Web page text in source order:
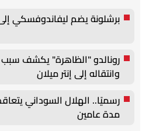
برشلونة يضم ليفاندوفسكي
رونالدو "الظاهرة" يكشف سبب
وانتقاله إلى إنتر ميلان
رسميًا.. الهلال السوداني
مدة عامين